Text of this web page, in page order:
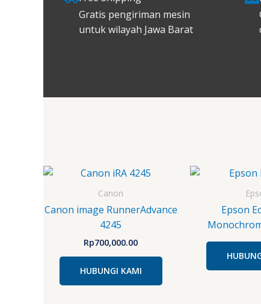
Gratis pengiriman mesin
untuk wilayah Jawa Barat
Canon
Canon image RunnerAdvance
4245
Rp700,000.00
HUBUNGI KAMI
Epson